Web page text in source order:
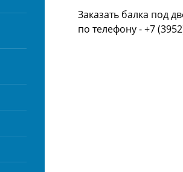
Заказать балка под
по телефону - +7